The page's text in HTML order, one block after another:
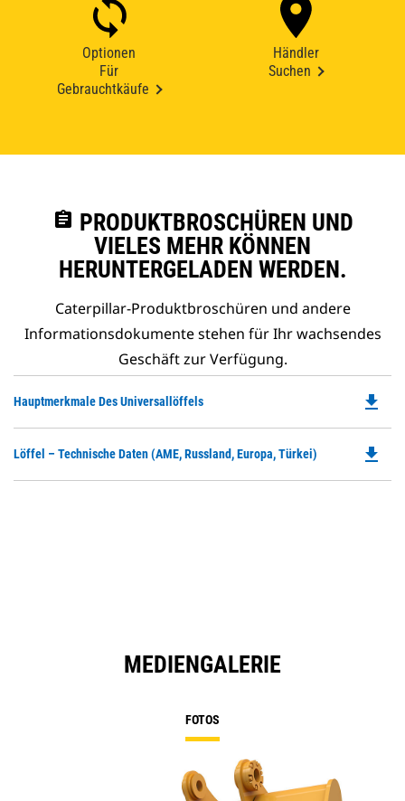
Optionen
Für
Gebrauchtkäufe
Händler
Suchen
assignment PRODUKTBROSCHÜREN UND
VIELES MEHR KÖNNEN
HERUNTERGELADEN WERDEN.
Caterpillar-Produktbroschüren und andere
Informationsdokumente stehen für Ihr wachsendes
Geschäft zur Verfügung.
Hauptmerkmale Des Universallöffels
a
file_download
Löffel – Technische Daten (AME, Russland, Europa, Türkei) file_download
MEDIENGALERIE
FOTOS